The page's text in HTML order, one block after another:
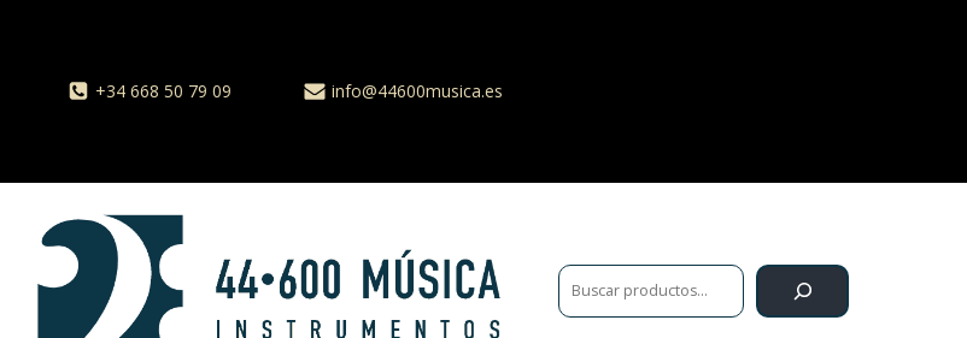
+34 668 50 79 09 info@44600musica.es